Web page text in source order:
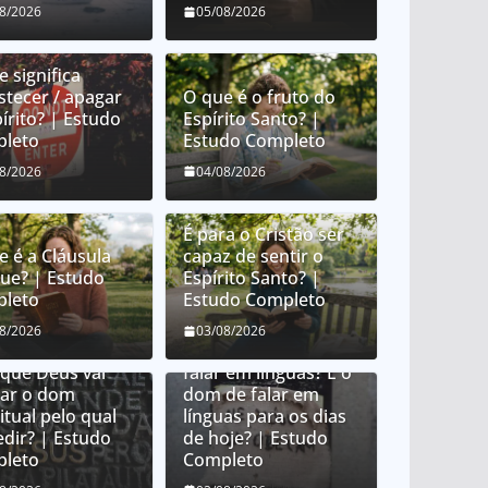
2026 05/08/2026
significa
/ apagar
| Estudo
2026
O que é o fruto do
Espírito Santo? |
Estudo Completo
04/08/2026
é a Cláusula
| Estudo
2026
É para o Cristão ser
capaz de sentir o
Espírito Santo? |
Estudo Completo
03/08/2026
Deus distribui
Deus vai
o dom
pelo qual
| Estudo
falar em línguas? É o
dom de falar em
línguas para os dias
de hoje? | Estudo
Completo